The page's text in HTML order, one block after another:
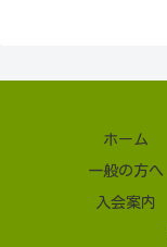
ホーム
一般の方へ
入会案内